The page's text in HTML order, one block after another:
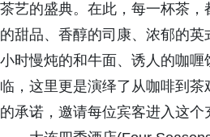
茶艺的盛典。在此，每一杯茶
的甜品、香醇的司康、浓郁的
小时慢炖的和牛面、诱人的咖
临，这里更是演绎了从咖啡到
的承诺，邀请每位宾客进入这